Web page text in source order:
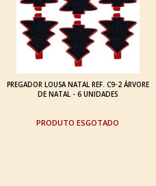
PREGADOR LOUSA NATAL REF. C9-2 ÁRVORE
DE NATAL - 6 UNIDADES
ESGOTADO